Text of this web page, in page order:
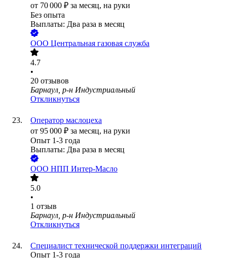
от 70 000 ₽ за месяц, на руки
Без опыта
Выплаты: Два раза в месяц
ООО Центральная газовая служба
4.7
•
20 отзывов
Барнаул, р-н Индустриальный
Откликнуться
Оператор маслоцеха
от 95 000 ₽ за месяц, на руки
Опыт 1-3 года
Выплаты: Два раза в месяц
ООО НПП Интер-Масло
5.0
•
1 отзыв
Барнаул, р-н Индустриальный
Откликнуться
Специалист технической поддержки интеграций
Опыт 1-3 года